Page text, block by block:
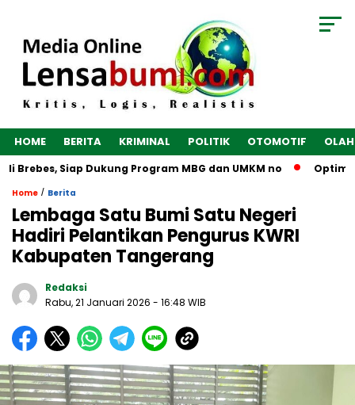
HOME BERITA KRIMINAL POLITIK OTOMOTIF
Siap Dukung Program MBG dan UMKM no
Home / Berita
Lembaga Satu Bumi Satu Negeri
Hadiri Pelantikan Pengurus KWRI
Kabupaten Tangerang
Redaksi
Rabu, 21 Januari 2026 - 16:48 WIB